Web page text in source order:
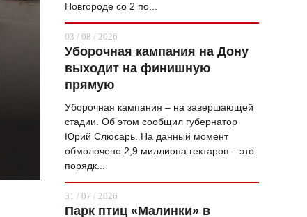
КУЛЬТ ЕДЫ
ЖУРНАЛ
Новгороде со 2 по...
03 / 08 / 2026
Уборочная кампания на Дону
выходит на финишную
прямую
Уборочная кампания – на завершающей
стадии. Об этом сообщил губернатор
Юрий Слюсарь. На данный момент
обмолочено 2,9 миллиона гектаров – это
порядк...
31 / 07 / 2026
Парк птиц «Малинки» в